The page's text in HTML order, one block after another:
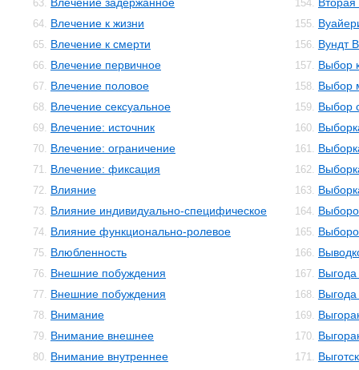
63.
64. Влечение к жизни
65. Влечение к смерти
66. Влечение первичное
67. Влечение половое
68. Влечение сексуальное
69. Влечение: источник
70. Влечение: ограничение
71. Влечение: фиксация
72. Влияние
73. Влияние индивидуально-специфическое
74. Влияние функционально-ролевое
75. Влюбленность
76. Внешние побуждения
77. Внешние побуждения
78. Внимание
79. Внимание внешнее
80. Внимание внутреннее
154.
155.
156. Вундт
157. Выбор
158. Выбор
159. Выбор
160.
161.
162.
163.
164.
165.
166.
167. Выгода
168. Выгода
169.
170.
171.